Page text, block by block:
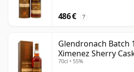
486 € ?
Glendronach Batch
Ximenez Sherry
años
70cl • 55%